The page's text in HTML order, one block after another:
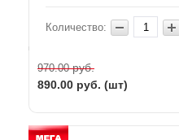
Количество:
970.00руб.
890.00 руб. (шт)